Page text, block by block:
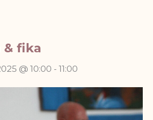
& fika
@ 10:00 - 11:00